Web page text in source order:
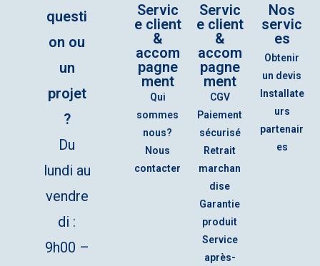
questi
on ou
un
projet
?
Du
lundi au
vendre
di :
9h00 –
Servic
e client
&
accom
pagne
ment
Qui
sommes
nous?
Nous
contacter
Servic
e client
&
accom
pagne
ment
CGV
Paiement
sécurisé
Retrait
marchan
dise
Garantie
produit
Service
après-
Nos
servic
es
Obtenir
un devis
Installate
urs
partenair
es